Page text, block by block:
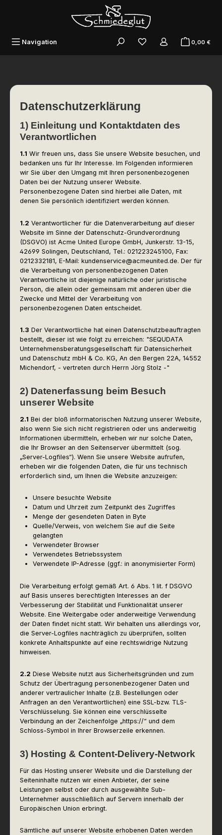
Navigation 0,00 €
Datenschutzerklärung
1) Einleitung und Kontaktdaten des
Verantwortlichen
1.1 Wir freuen uns, dass Sie unsere Website besuchen, und
bedanken uns für Ihr Interesse. Im Folgenden informieren
wir Sie über den Umgang mit Ihren personenbezogenen
Daten bei der Nutzung unserer Website.
Personenbezogene Daten sind hierbei alle Daten, mit
denen Sie persönlich identifiziert werden können.
1.2 Verantwortlicher für die Datenverarbeitung auf dieser
Website im Sinne der Datenschutz-Grundverordnung
(DSGVO) ist Acme United Europe GmbH, Junkerstr. 13-15,
42699 Solingen, Deutschland, Tel.: 021223245100, Fax:
0212332181, E-Mail: kundenservice@acmeunited.de. Der für
die Verarbeitung von personenbezogenen Daten
Verantwortliche ist diejenige natürliche oder juristische
Person, die allein oder gemeinsam mit anderen über die
Zwecke und Mittel der Verarbeitung von
personenbezogenen Daten entscheidet.
1.3 Der Verantwortliche hat einen Datenschutzbeauftragten
bestellt, dieser ist wie folgt zu erreichen: "SEQUDATA
Unternehmensberatungsgesellschaft für Datensicherheit
und Datenschutz mbH & Co. KG, An den Bergen 22A, 14552
Michendorf, - vertreten durch Herrn Jörg Stolz -"
2) Datenerfassung beim Besuch
unserer Website
2.1 Bei der bloß informatorischen Nutzung unserer Website,
also wenn Sie sich nicht registrieren oder uns anderweitig
Informationen übermitteln, erheben wir nur solche Daten,
die Ihr Browser an den Seitenserver übermittelt (sog.
„Server-Logfiles“). Wenn Sie unsere Website aufrufen,
erheben wir die folgenden Daten, die für uns technisch
erforderlich sind, um Ihnen die Website anzuzeigen:
Unsere besuchte Website
Datum und Uhrzeit zum Zeitpunkt des Zugriffes
Menge der gesendeten Daten in Byte
Quelle/Verweis, von welchem Sie auf die Seite
gelangten
Verwendeter Browser
Verwendetes Betriebssystem
Verwendete IP-Adresse (ggf.: in anonymisierter Form)
Die Verarbeitung erfolgt gemäß Art. 6 Abs. 1 lit. f DSGVO
auf Basis unseres berechtigten Interesses an der
Verbesserung der Stabilität und Funktionalität unserer
Website. Eine Weitergabe oder anderweitige Verwendung
der Daten findet nicht statt. Wir behalten uns allerdings vor,
die Server-Logfiles nachträglich zu überprüfen, sollten
konkrete Anhaltspunkte auf eine rechtswidrige Nutzung
hinweisen.
2.2 Diese Website nutzt aus Sicherheitsgründen und zum
Schutz der Übertragung personenbezogener Daten und
anderer vertraulicher Inhalte (z.B. Bestellungen oder
Anfragen an den Verantwortlichen) eine SSL-bzw. TLS-
Verschlüsselung. Sie können eine verschlüsselte
Verbindung an der Zeichenfolge „https://“ und dem
Schloss-Symbol in Ihrer Browserzeile erkennen.
3) Hosting & Content-Delivery-Network
Für das Hosting unserer Website und die Darstellung der
Seiteninhalte nutzen wir einen Anbieter, der seine
Leistungen selbst oder durch ausgewählte Sub-
Unternehmer ausschließlich auf Servern innerhalb der
Europäischen Union erbringt.
Sämtliche auf unserer Website erhobenen Daten werden